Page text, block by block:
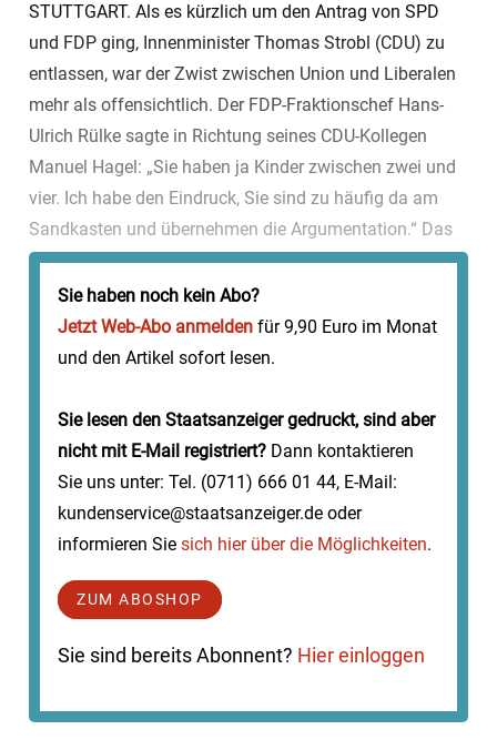
STUTTGART. Als es kürzlich um den Antrag von SPD
und FDP ging, Innenminister Thomas Strobl (CDU) zu
entlassen, war der Zwist zwischen Union und Liberalen
mehr als offensichtlich. Der FDP-Fraktionschef Hans-
Ulrich Rülke sagte in Richtung seines CDU-Kollegen
Manuel Hagel: „Sie haben ja Kinder zwischen zwei und
vier. Ich habe den Eindruck, Sie sind zu häufig da am
Sandkasten und übernehmen die Argumentation.“ Das
brachte den 34-jährigen Unions-Fraktionschef so richtig
auf die Palme. „Das...
Sie haben noch kein Abo?
Jetzt Web-Abo anmelden für 9,90 Euro im Monat
und den Artikel sofort lesen.
Sie lesen den Staatsanzeiger gedruckt, sind aber
nicht mit E-Mail registriert? Dann kontaktieren
Sie uns unter: Tel. (0711) 666 01 44, E-Mail:
kundenservice@staatsanzeiger.de oder
informieren Sie sich hier über die Möglichkeiten.
ZUM ABOSHOP
Sie sind bereits Abonnent? Hier einloggen